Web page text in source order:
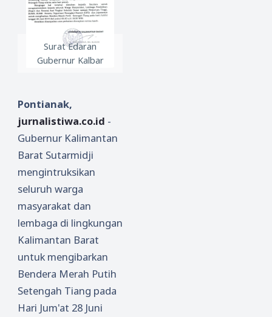
Surat Edaran
Gubernur Kalbar
Pontianak,
jurnalistiwa.co.id -
Gubernur Kalimantan
Barat Sutarmidji
mengintruksikan
seluruh warga
masyarakat dan
lembaga di lingkungan
Kalimantan Barat
untuk mengibarkan
Bendera Merah Putih
Setengah Tiang pada
Hari Jum'at 28 Juni